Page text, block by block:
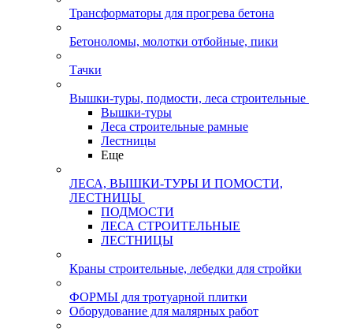
Трансформаторы для прогрева бетона
Бетоноломы, молотки отбойные, пики
Тачки
Вышки-туры, подмости, леса строительные
Вышки-туры
Леса строительные рамные
Лестницы
Еще
ЛЕСА, ВЫШКИ-ТУРЫ И ПОМОСТИ,
ЛЕСТНИЦЫ
ПОДМОСТИ
ЛЕСА СТРОИТЕЛЬНЫЕ
ЛЕСТНИЦЫ
Краны строительные, лебедки для стройки
ФОРМЫ для тротуарной плитки
Оборудование для малярных работ